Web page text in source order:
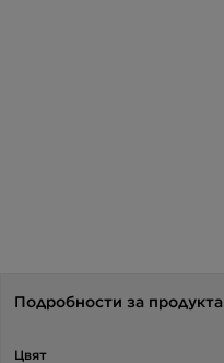
Подробности за продукта
Цвят